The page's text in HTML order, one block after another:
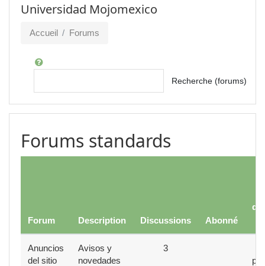
Universidad Mojomexico
Accueil Forums
Recherche (forums)
Forums standards
Forum Description Discussions Abonné
Anuncios
del sitio
Avisos y
novedades
3